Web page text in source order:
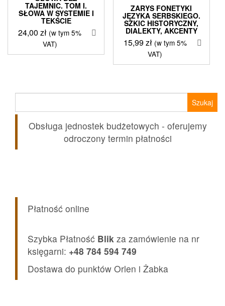
TAJEMNIC. TOM I.
SŁOWA W SYSTEMIE I
TEKŚCIE
24,00zł (w tym 5%
VAT)
ZARYS FONETYKI
JĘZYKA SERBSKIEGO.
SZKIC HISTORYCZNY,
DIALEKTY, AKCENTY
15,99zł (w tym 5%
VAT)
Obsługa jednostek budżetowych - oferujemy
odroczony termin płatności
Płatność online
Szybka Płatność Blik za zamówienie na nr
księgarni: +48 784 594 749
Dostawa do punktów Orlen i Żabka